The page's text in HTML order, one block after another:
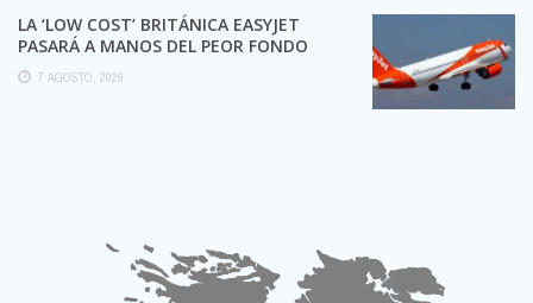
LA ‘LOW COST’ BRITÁNICA EASYJET
PASARÁ A MANOS DEL PEOR FONDO
POSIBLE:
7 AGOSTO, 2026